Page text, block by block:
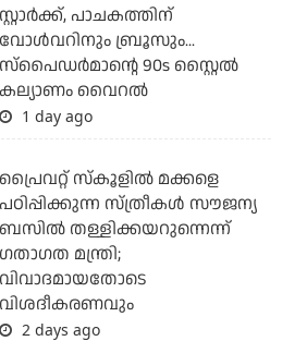
സ്റ്റാര്‍ക്ക്, പാചകത്തിന്
വോള്‍വറിനും ബ്രൂസും...
സ്‌പൈഡര്‍മാന്റെ 90s സ്റ്റൈല്‍
കല്യാണം വൈറല്‍
1 day ago
പ്രൈവറ്റ് സ്‌കൂളില്‍ മക്കളെ
പഠിപ്പിക്കുന്ന സ്ത്രീകള്‍ സൗജന്യ
ബസില്‍ തള്ളിക്കയറുന്നെന്ന്
ഗതാഗത മന്ത്രി;
വിവാദമായതോടെ
വിശദീകരണവും
2 days ago